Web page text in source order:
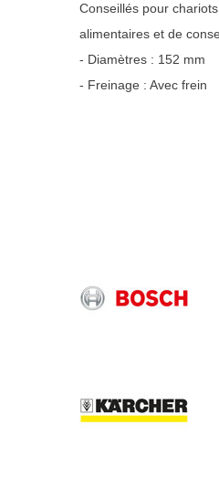
Conseillés pour
alimentaires et de
- Diamètres : 152 mm
- Freinage : Avec frein